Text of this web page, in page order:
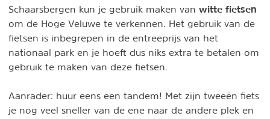
Schaarsbergen kun je gebruik maken van witte fietsen
om de Hoge Veluwe te verkennen. Het gebruik van de
fietsen is inbegrepen in de entreeprijs van het
nationaal park en je hoeft dus niks extra te betalen om
gebruik te maken van deze fietsen.
Aanrader: huur eens een tandem! Met zijn tweeën fiets
je nog veel sneller van de ene naar de andere plek en